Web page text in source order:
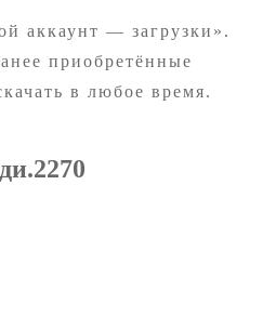
аккаунт — загрузки».
приобретённые
в любое время.